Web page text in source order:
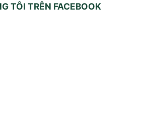
TÔI TRÊN FACEBOOK